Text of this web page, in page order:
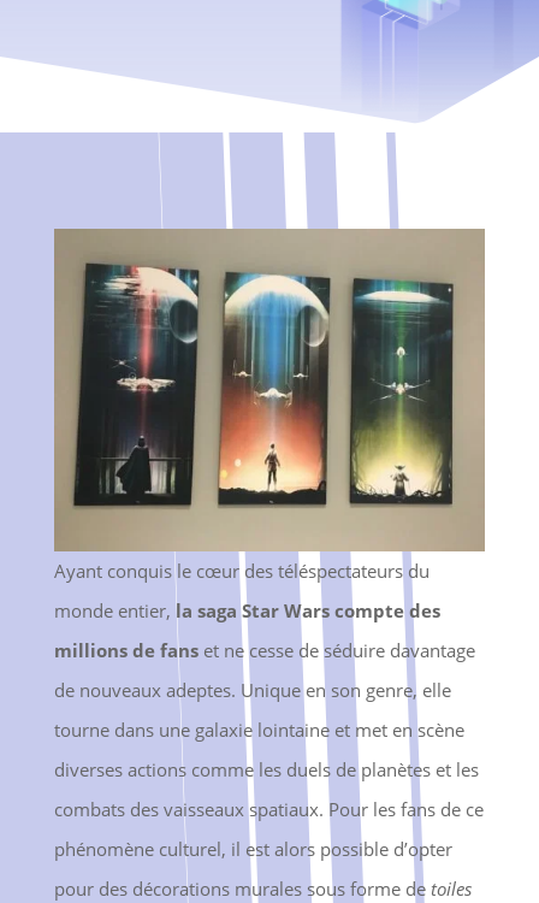
Ayant conquis le cœur des téléspectateurs du
monde entier, la saga Star Wars compte des
millions de fanset ne cesse de séduire davantage
de nouveaux adeptes. Unique en son genre, elle
tourne dans une galaxie lointaine et met en scène
diverses actions comme les duels de planètes et les
combats des vaisseaux spatiaux. Pour les fans de ce
phénomène culturel, il est alors possible d’opter
pour des décorations murales sous forme detoiles